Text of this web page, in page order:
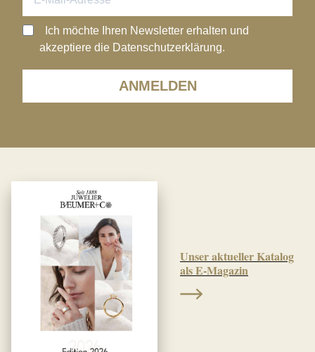
ANMELDEN
Ich möchte Ihren Newsletter erhalten und
akzeptiere die Datenschutzerklärung.
Unser aktueller Katalog
als E-Magazin